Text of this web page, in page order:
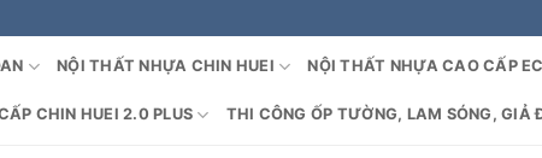
NỘI THẤT NHỰA CHIN HUEI NỘI THẤT NHỰA CAO CẤP
CHIN HUEI 2.0 PLUS THI CÔNG ỐP TƯỜNG, LAM SÓNG, GIẢ